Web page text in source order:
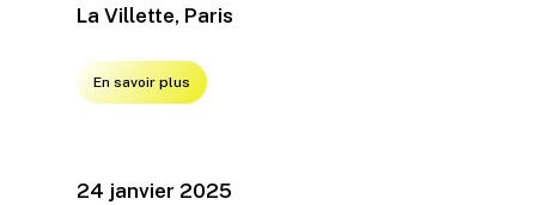
La Villette, Paris
En savoir plus
24 janvier 2025